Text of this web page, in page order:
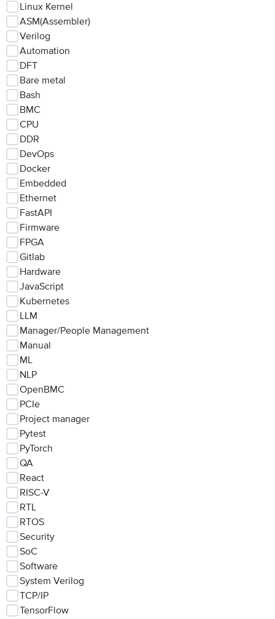
Linux Kernel
ASM(Assembler)
Verilog
Automation
DFT
Bare metal
Bash
BMC
CPU
DDR
DevOps
Docker
Embedded
Ethernet
FastAPI
Firmware
FPGA
Gitlab
Hardware
JavaScript
Kubernetes
LLM
Manager/People Management
Manual
ML
NLP
OpenBMC
PCIe
Project manager
Pytest
PyTorch
QA
React
RISC-V
RTL
RTOS
Security
SoC
Software
System Verilog
TCP/IP
TensorFlow